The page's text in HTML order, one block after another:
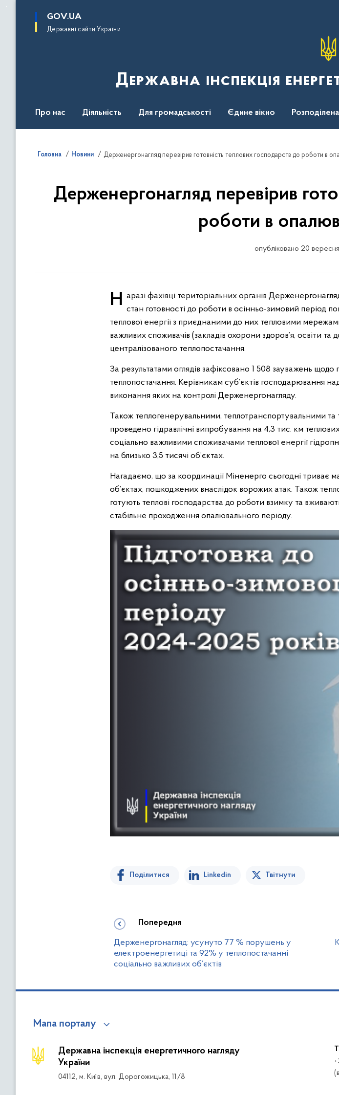
основного
GOV.UA
Державні сайти України
Державна інспекція
Про нас Діяльність Для громадськості Єдине вікно
Головна Новини Держенергонагляд перевірив готовність теплових господарств до роботи в
Держенергонагляд перевірив
роботи в
опубліковано 20
Наразі фахівці територіальних органів Держенергонагляду, за зверненнями суб’єктів господарювання, оцінили стан готовності до роботи в осінньо-зимовий період
теплової енергії з приєднаними до них тепловими
важливих споживачів (закладів охорони здоров’я, освіти
централізованого теплопостачання.
За результатами оглядів зафіксовано 1 508 зауважень
теплопостачання. Керівникам суб’єктів господарювання
виконання яких на контролі Держенергонагляду.
Також теплогенерувальними, теплотранспортувальними та
проведено гідравлічні випробування на 4,3 тис. км
соціально важливими споживачами теплової енергії
на близько 3,5 тисячі об’єктах.
Нагадаємо, що за координації Міненерго сьогодні
об’єктах, пошкоджених внаслідок ворожих атак. Також
готують теплові господарства до роботи взимку та
стабільне проходження опалювального періоду.
Поділитися Linkedin Твітнути
Попередня
Держенергонагляд: усунуто 77 % порушень у
електроенергетиці та 92% у теплопостачанні
соціально важливих об’єктів
Мапа порталу
Державна інспекція енергетичного нагляду
України
04112, м. Київ, вул. Дорогожицька, 11/8